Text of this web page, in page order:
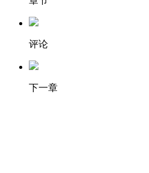
评论
下一章